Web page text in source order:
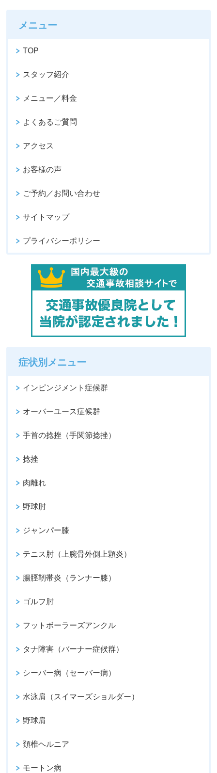
メニュー
TOP
スタッフ紹介
メニュー／料金
よくあるご質問
アクセス
お客様の声
ご予約／お問い合わせ
サイトマップ
プライバシーポリシー
症状別メニュー
インピンジメント症候群
オーバーユース症候群
手首の捻挫（手関節捻挫）
捻挫
肉離れ
野球肘
ジャンパー膝
テニス肘（上腕骨外側上顆炎）
腸脛靭帯炎（ランナー膝）
ゴルフ肘
フットボーラーズアンクル
タナ障害（バーナー症候群）
シーバー病（セーバー病）
水泳肩（スイマーズショルダー）
野球肩
頚椎ヘルニア
モートン病